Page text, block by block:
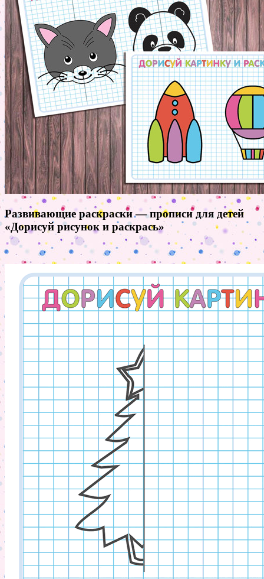
Развивающие раскраски — прописи для детей
«Дорисуй рисунок и раскрась»